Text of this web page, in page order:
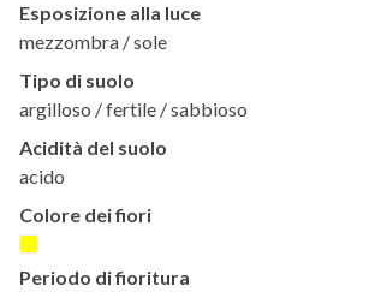
Esposizione alla luce
mezzombra / sole
Tipo di suolo
argilloso / fertile / sabbioso
Acidità del suolo
acido
Colore dei fiori
Periodo di fioritura